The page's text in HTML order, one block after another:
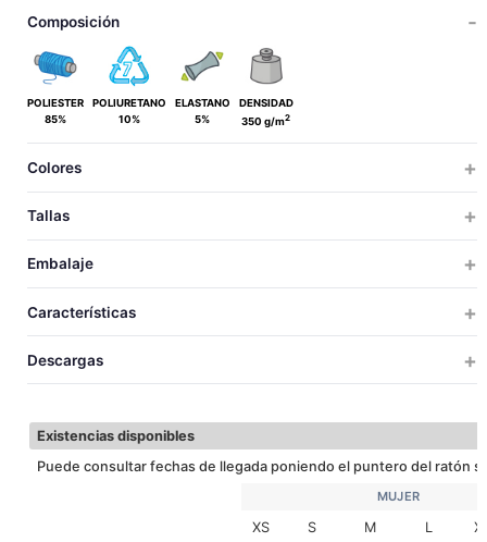
Composición
POLIESTER
85%
POLIURETANO
10%
ELASTANO
5%
DENSIDAD
350 g/m2
Colores
Tallas
XS S M L XL XXL
LARGO 59 62 65 68 71 74
Embalaje
S
L 20 1 8.1 61x37x22
64x39x22
9.4 64x39x22
Características
Descargas
Existencias disponibles
Puede consultar fechas de llegada poniendo el puntero del ratón
MUJER
XS S M L